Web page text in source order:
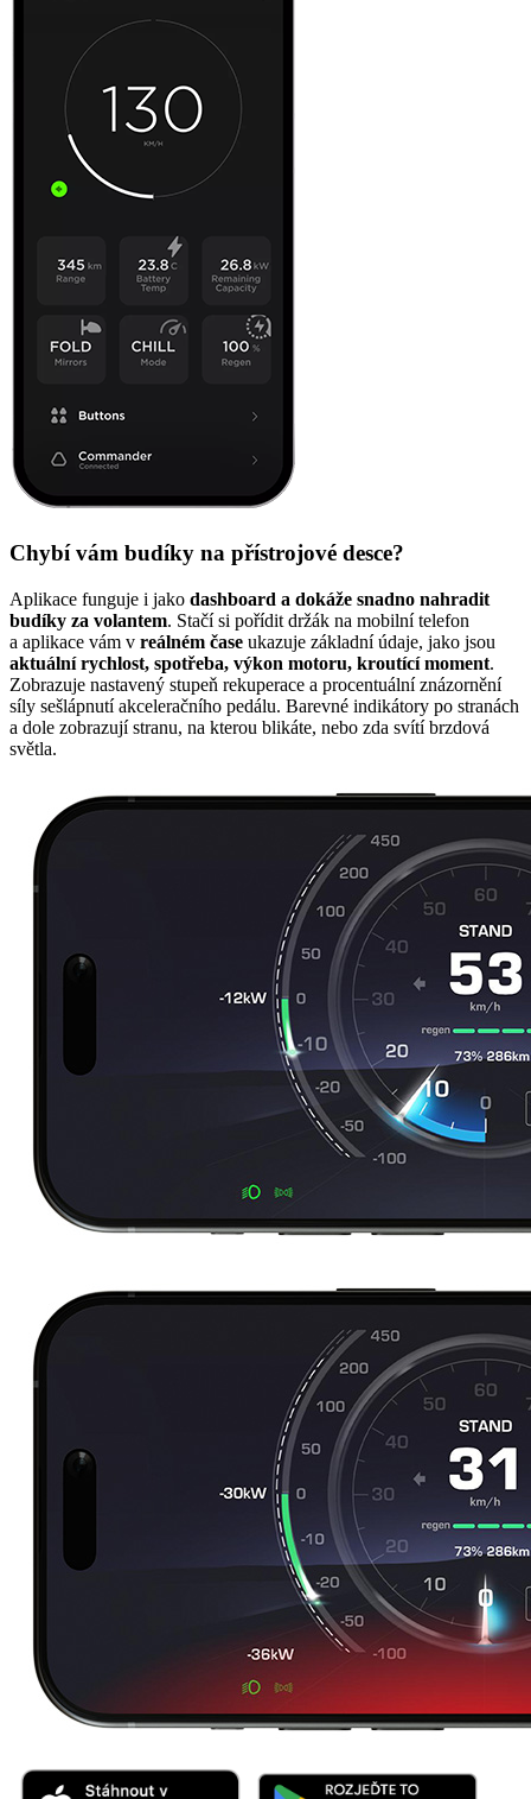
Chybí vám budíky na přístrojové desce?
Aplikace funguje i jako dashboard a dokáže snadno nahradit
budíky za volantem. Stačí si pořídit držák na mobilní telefon
a aplikace vám v reálném čase ukazuje základní údaje, jako jsou
aktuální rychlost, spotřeba, výkon motoru, kroutící moment.
Zobrazuje nastavený stupeň rekuperace a procentuální znázornění
síly sešlápnutí akceleračního pedálu. Barevné indikátory po stranách
a dole zobrazují stranu, na kterou blikáte, nebo zda svítí brzdová
světla.